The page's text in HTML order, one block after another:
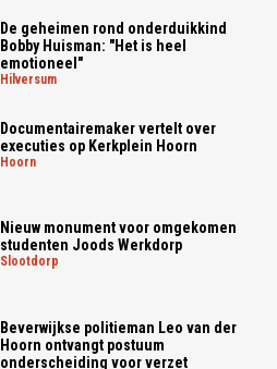
De geheimen rond onderduikkind
Bobby Huisman: "Het is heel
emotioneel"
hilversum
Documentairemaker vertelt over
executies op Kerkplein Hoorn
hoorn
Nieuw monument voor omgekomen
studenten Joods Werkdorp
slootdorp
Beverwijkse politieman Leo van der
Hoorn ontvangt postuum
onderscheiding voor verzet